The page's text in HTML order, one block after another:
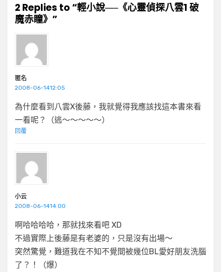
2 Replies to “輕小說──《心靈偵探八雲1 破
魔赤瞳》”
匿名
2008-06-1412:05
為什麼看到八雲X後藤，我就覺得我應該找這本書來看
一看呢？（逃～～～～～）
回覆
小云
2008-06-1414:00
啊哈哈哈哈，那就找來看吧 XD
不過實際上後藤是有老婆的，只是沒有出場～
突然驚覺，難道我在不知不覺間被幾位BL愛好朋友洗腦
了？！（爆）